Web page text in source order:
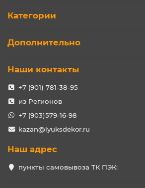
Категории
Дополнительно
Наши контакты
+7 (901) 781-38-95
из Регионов
+7 (903)579-16-98
kazan@lyuksdekor.ru
Наш адрес
пункты самовывоза ТК ПЭК: